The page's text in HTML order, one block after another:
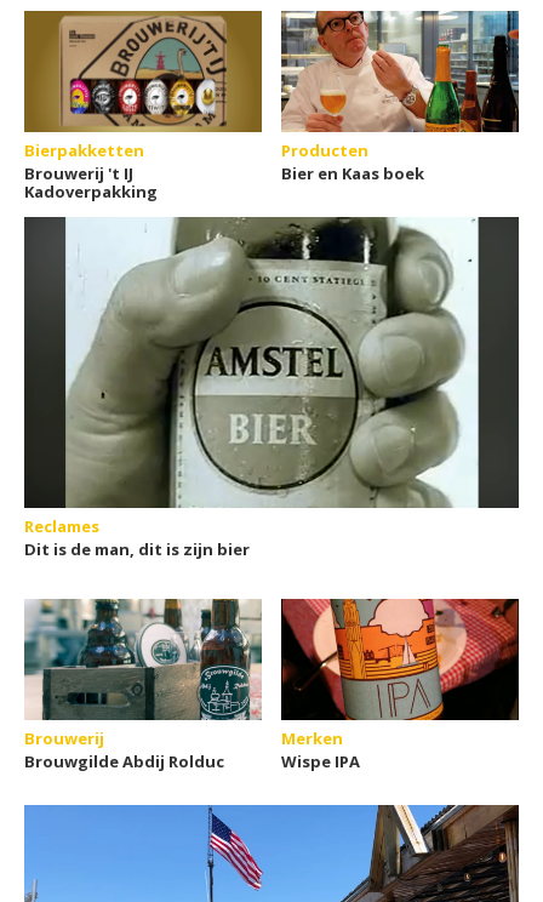
Bierpakketten
Brouwerij 't IJ
Kadoverpakking
Producten
Bier en Kaas boek
Reclames
Dit is de man, dit is zijn bier
Brouwerij
Brouwgilde Abdij Rolduc
Merken
Wispe IPA